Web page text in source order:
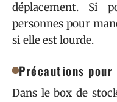
déplacement. Si
personnes pour
si elle est lourde.
Précautions
Dans le box de